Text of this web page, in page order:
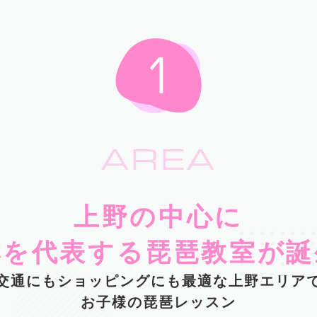
AREA
上野の中心に
代表する琵琶教室が
通にもショッピングにも最適な上野エリア
お子様の琵琶レッスン